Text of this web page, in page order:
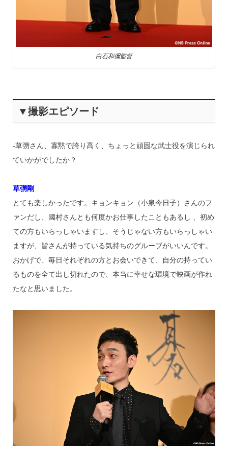
白石和彌監督
▼撮影エピソード
‐草彅さん、寡黙で誇り高く、ちょっと頑固な武士役を演じられ
ていかがでしたか？
草彅剛
とても楽しかったです。キョンキョン（小泉今日子）さんのフ
ァンだし、國村さんとも何度かお仕事したこともあるし 、初め
ての方もいらっしゃいますし、そうじゃない方もいらっしゃい
ますが、皆さんが持っている気持ちのグルーブがいいんです。
おかげで、毎日それぞれの方とお会いできて、自分の持ってい
るものを全て出し切れたので、本当に幸せな環境で映画が作れ
たなと思いました。